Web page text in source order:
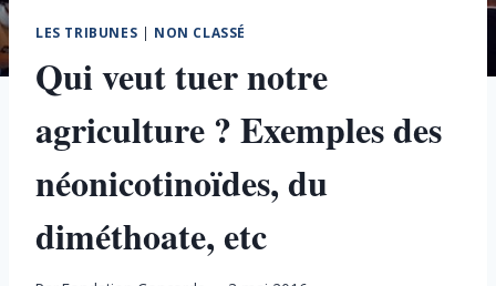
LES TRIBUNES | NON CLASSÉ
Qui veut tuer notre
agriculture ? Exemples des
néonicotinoïdes, du
diméthoate, etc